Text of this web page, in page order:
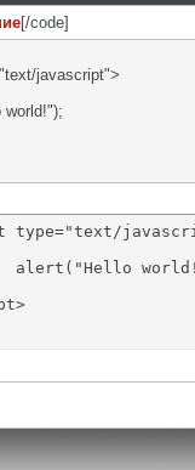
[/code]
javascript">
type="text/